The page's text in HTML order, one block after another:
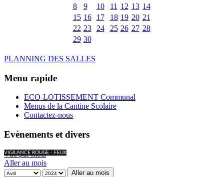
8
9 10 11 12 13 14
15 16 17 18 19 20 21
22 23 24 25 26 27 28
29 30
PLANNING DES SALLES
Menu rapide
ECO-LOTISSEMENT Communal
Menus de la Cantine Scolaire
Contactez-nous
Evènements et divers
VIGILANCE ROUGE - FEUX
Vue par mois
Aller au mois
Aller au mois